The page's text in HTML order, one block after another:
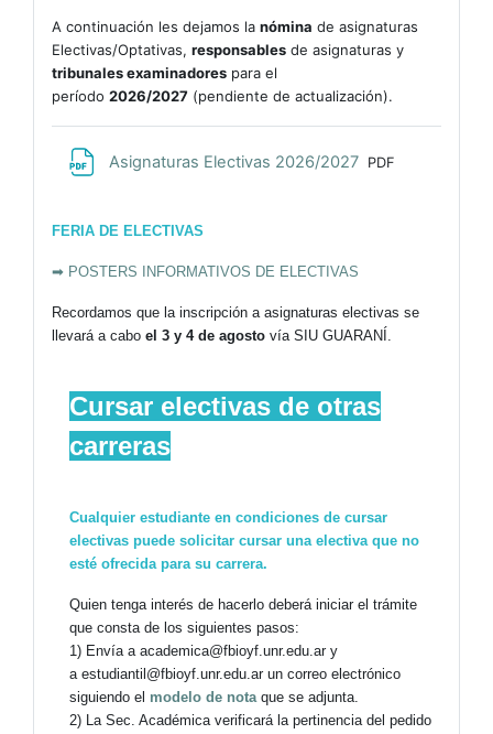
A continuación les dejamos la nómina de asignaturas
Electivas/Optativas, responsables de asignaturas y
tribunales examinadores para el
período 2026/2027 (pendiente de actualización).
Asignaturas Electivas 2026/2027 Archivo
PDF
FERIA DE ELECTIVAS
➡ POSTERS INFORMATIVOS DE ELECTIVAS
Recordamos que la inscripción a asignaturas electivas se
llevará a cabo el 3 y 4 de agosto vía SIU GUARANÍ.
Cursar electivas de otras
carreras
Cualquier estudiante en condiciones de cursar
electivas puede solicitar cursar una electiva que no
esté ofrecida para su carrera.
Quien tenga interés de hacerlo deberá iniciar el trámite
que consta de los siguientes pasos:
1) Envía a academica@fbioyf.unr.edu.ar y
a estudiantil@fbioyf.unr.edu.ar un correo electrónico
siguiendo el modelo de notaque se adjunta.
2) La Sec. Académica verificará la pertinencia del pedido